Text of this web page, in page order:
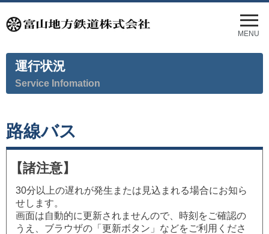
メ
ニ
ュ
ー
MENU
運行状況
Service Infomation
路線バス
【諸注意】
30分以上の遅れが発生または見込まれる場合にお知ら
せします。
画面は自動的に更新されませんので、時刻をご確認の
うえ、ブラウザの「更新ボタン」などをご利用くださ